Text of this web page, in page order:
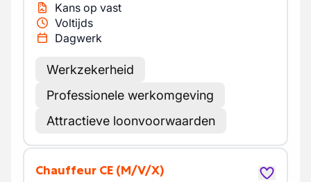
Kans op vast
Voltijds
Dagwerk
Werkzekerheid
Professionele werkomgeving
Attractieve loonvoorwaarden
Chauffeur CE (M/V/X)